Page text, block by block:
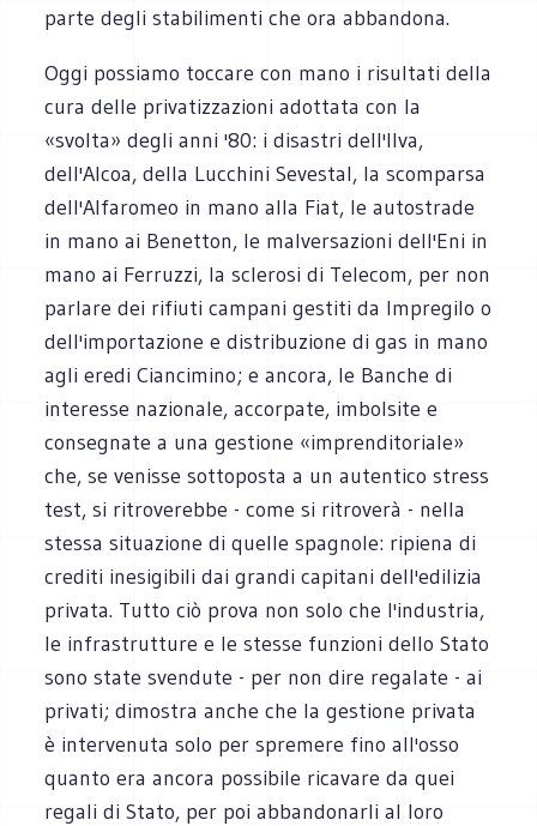
parte degli stabilimenti che ora abbandona.
Oggi possiamo toccare con mano i risultati della
cura delle privatizzazioni adottata con la
«svolta» degli anni '80: i disastri dell'Ilva,
dell'Alcoa, della Lucchini Sevestal, la scomparsa
dell'Alfaromeo in mano alla Fiat, le autostrade
in mano ai Benetton, le malversazioni dell'Eni in
mano ai Ferruzzi, la sclerosi di Telecom, per non
parlare dei rifiuti campani gestiti da Impregilo o
dell'importazione e distribuzione di gas in mano
agli eredi Ciancimino; e ancora, le Banche di
interesse nazionale, accorpate, imbolsite e
consegnate a una gestione «imprenditoriale»
che, se venisse sottoposta a un autentico stress
test, si ritroverebbe - come si ritroverà - nella
stessa situazione di quelle spagnole: ripiena di
crediti inesigibili dai grandi capitani dell'edilizia
privata. Tutto ciò prova non solo che l'industria,
le infrastrutture e le stesse funzioni dello Stato
sono state svendute - per non dire regalate - ai
privati; dimostra anche che la gestione privata
è intervenuta solo per spremere fino all'osso
quanto era ancora possibile ricavare da quei
regali di Stato, per poi abbandonarli al loro